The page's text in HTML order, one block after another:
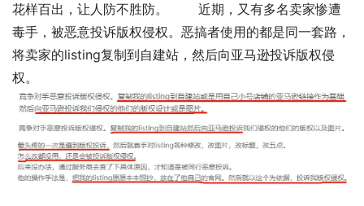
花样百出，让人防不胜防。 近期，又有多名卖家惨遭
毒手，被恶意投诉版权侵权。恶搞者使用的都是同一套路，
将卖家的listing复制到自建站，然后向亚马逊投诉版权侵
权。